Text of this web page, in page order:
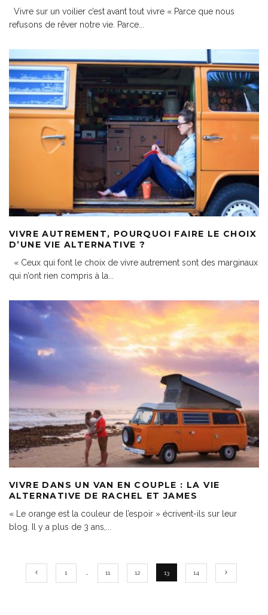
Vivre sur un voilier c’est avant tout vivre « Parce que nous
refusons de rêver notre vie. Parce...
VIVRE AUTREMENT, POURQUOI FAIRE LE CHOIX
D’UNE VIE ALTERNATIVE ?
« Ceux qui font le choix de vivre autrement sont des marginaux
qui n’ont rien compris à la
VIVRE DANS UN VAN EN COUPLE : LA VIE
ALTERNATIVE DE RACHEL ET JAMES
« Le orange est la couleur de l’espoir » écrivent-ils sur leur
blog. Il y a plus de 3 ans,
1 11 12 13 14